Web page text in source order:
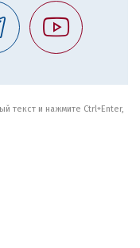
текст и нажмите Ctrl+Enter,